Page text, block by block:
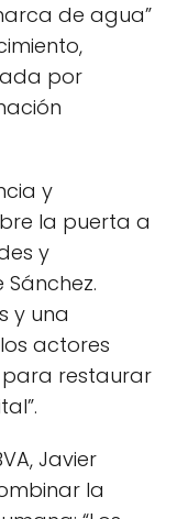
de agua”
por
y
la puerta a
y
y una
actores
restaurar
Javier
la